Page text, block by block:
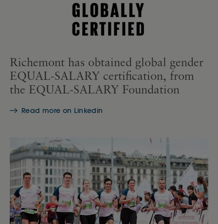
Richemont has obtained global gender
EQUAL-SALARY certification, from
the EQUAL-SALARY Foundation
Read more on Linkedin